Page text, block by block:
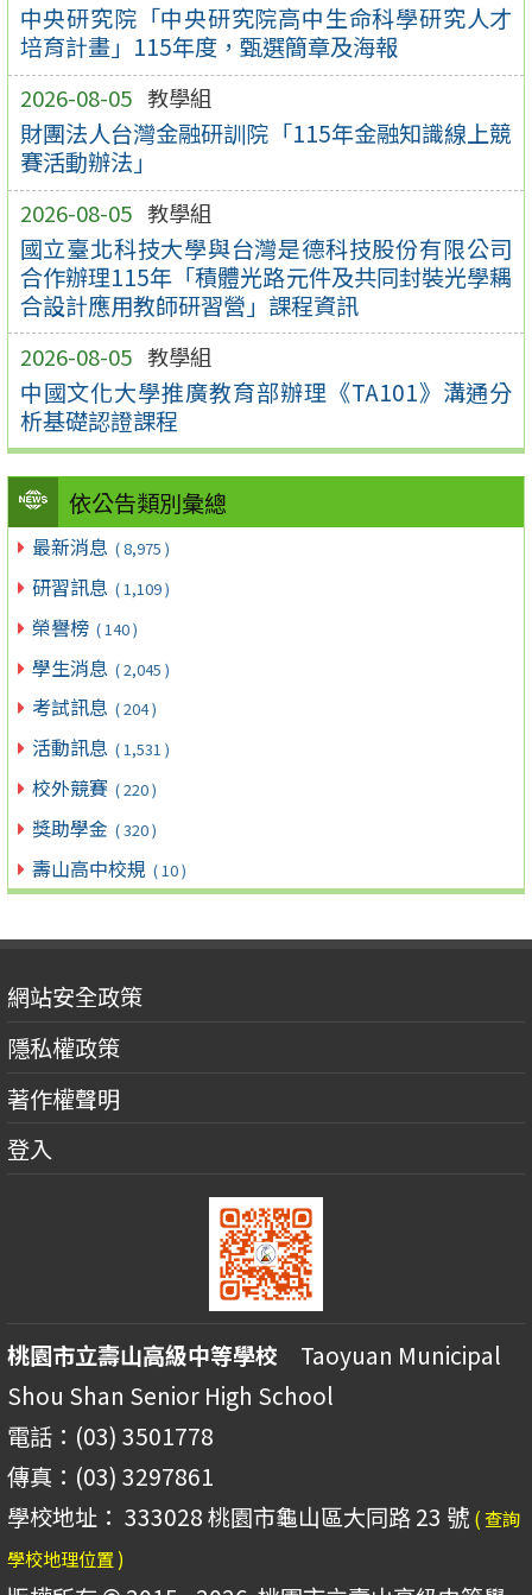
中央研究院「中央研究院高中生命科學研究人才
培育計畫」115年度，甄選簡章及海報
2026-08-05 教學組
財團法人台灣金融研訓院「115年金融知識線上競
賽活動辦法」
2026-08-05 教學組
國立臺北科技大學與台灣是德科技股份有限公司
合作辦理115年「積體光路元件及共同封裝光學耦
合設計應用教師研習營」課程資訊
2026-08-05 教學組
中國文化大學推廣教育部辦理《TA101》溝通分
析基礎認證課程
依公告類別彙總
最新消息 ( 8,975 )
研習訊息 ( 1,109 )
榮譽榜 ( 140 )
學生消息 ( 2,045 )
考試訊息 ( 204 )
活動訊息 ( 1,531 )
校外競賽 ( 220 )
獎助學金 ( 320 )
壽山高中校規 ( 10 )
網站安全政策
隱私權政策
著作權聲明
登入
桃園市立壽山高級中等學校 Taoyuan Municipal
Shou Shan Senior High School
電話：(03) 3501778
傳真：(03) 3297861
學校地址： 333028 桃園市龜山區大同路 23 號 ( 查詢
學校地理位置 )